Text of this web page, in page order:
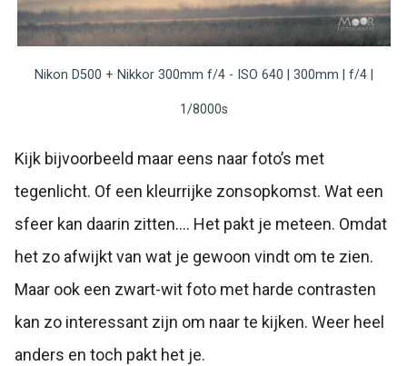
Nikon D500 + Nikkor 300mm f/4 - ISO 640 | 300mm | f/4 |
1/8000s
Kijk bijvoorbeeld maar eens naar foto’s met
tegenlicht. Of een kleurrijke zonsopkomst. Wat een
sfeer kan daarin zitten…. Het pakt je meteen. Omdat
het zo afwijkt van wat je gewoon vindt om te zien.
Maar ook een zwart-wit foto met harde contrasten
kan zo interessant zijn om naar te kijken. Weer heel
anders en toch pakt het je.